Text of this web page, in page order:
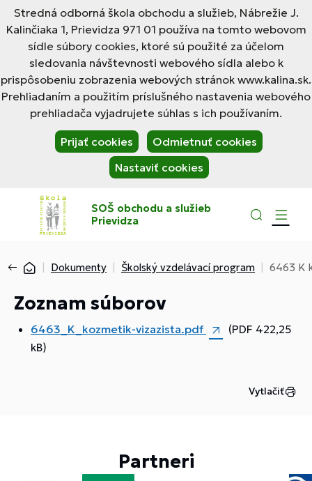
Stredná odborná škola obchodu a služieb, Nábrežie J.
Kalinčiaka 1, Prievidza 971 01 používa na tomto webovom
sídle súbory cookies, ktoré sú použité za účelom
sledovania návštevnosti webového sídla alebo k
prispôsobeniu zobrazenia webových stránok www.kalina.sk.
Prehliadaním a použitím príslušného nastavenia webového
prehliadača vyjadrujete súhlas s ich používaním.
Prijať cookies
Odmietnuť cookies
Nastaviť cookies
SOŠ obchodu a služieb
Prievidza
Dokumenty Školský vzdelávací program 6463 K
Zoznam súborov
6463_K_kozmetik-vizazista.pdf
(PDF 422,25
kB)
Vytlačiť
Partneri